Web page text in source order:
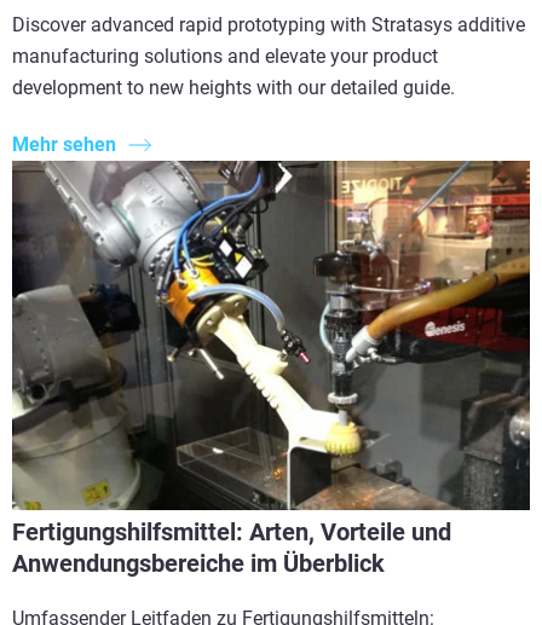
Discover advanced rapid prototyping with Stratasys additive
manufacturing solutions and elevate your product
development to new heights with our detailed guide.
Mehr sehen
Fertigungshilfsmittel: Arten, Vorteile und
Anwendungsbereiche im Überblick
Umfassender Leitfaden zu Fertigungshilfsmitteln: